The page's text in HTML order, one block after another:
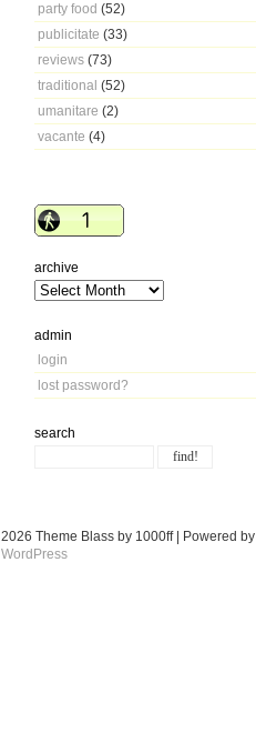
party food (52)
publicitate (33)
reviews (73)
traditional (52)
umanitare (2)
vacante (4)
archive
admin
login
lost password?
search
2026 Theme Blass by 1000ff | Powered by
WordPress